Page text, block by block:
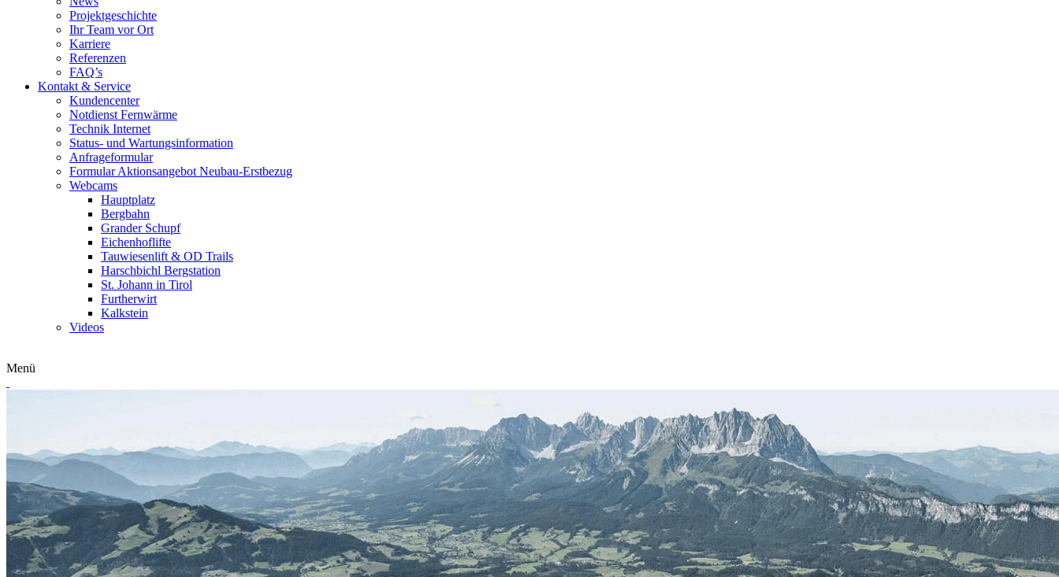
Projektgeschichte
Ihr Team vor Ort
Karriere
Referenzen
FAQ’s
Kontakt & Service
Kundencenter
Notdienst Fernwärme
Technik Internet
Status- und Wartungsinformation
Anfrageformular
Formular Aktionsangebot Neubau-Erstbezug
Webcams
Hauptplatz
Bergbahn
Grander Schupf
Eichenhoflifte
Tauwiesenlift & OD Trails
Harschbichl Bergstation
St. Johann in Tirol
Furtherwirt
Kalkstein
Videos
Menü